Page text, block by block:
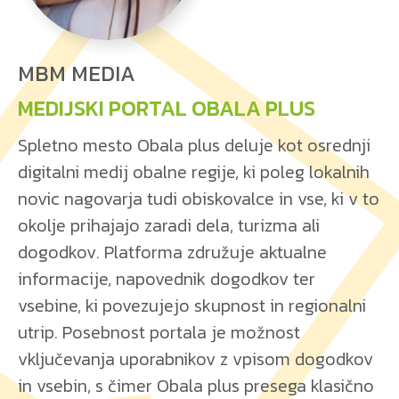
MBM MEDIA
MEDIJSKI PORTAL OBALA PLUS
Spletno mesto Obala plus deluje kot osrednji
digitalni medij obalne regije, ki poleg lokalnih
novic nagovarja tudi obiskovalce in vse, ki v to
okolje prihajajo zaradi dela, turizma ali
dogodkov. Platforma združuje aktualne
informacije, napovednik dogodkov ter
vsebine, ki povezujejo skupnost in regionalni
utrip. Posebnost portala je možnost
vključevanja uporabnikov z vpisom dogodkov
in vsebin, s čimer Obala plus presega klasično